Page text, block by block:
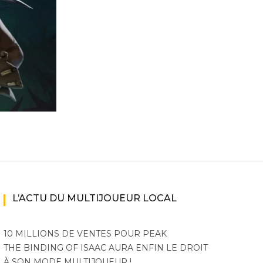
L’ACTU DU MULTIJOUEUR LOCAL
10 MILLIONS DE VENTES POUR PEAK
THE BINDING OF ISAAC AURA ENFIN LE DROIT